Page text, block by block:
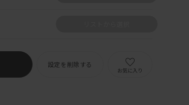
設定を削除する
お気に入り